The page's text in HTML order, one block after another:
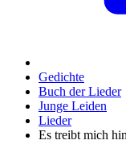
Gedichte
Buch der Lieder
Junge Leiden
Lieder
Es treibt mich hin